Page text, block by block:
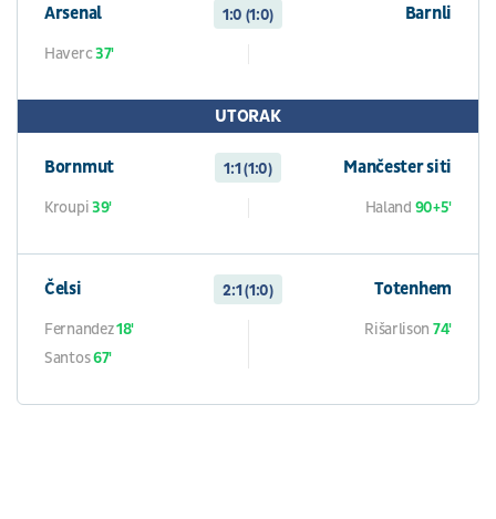
Arsenal 1:0 (1:0) Barnli
Haverc37'
UTORAK
Bornmut 1:1 (1:0) Mančester siti
Kroupi39' Haland 90+5'
Čelsi 2:1 (1:0) Totenhem
Fernandez18'
Santos67'
Rišarlison 74'